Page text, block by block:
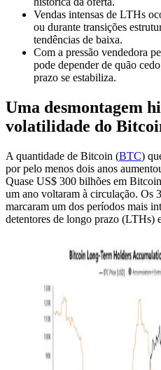
Vendas intensas de LTHs
ou durante transições
tendências de baixa.
Com a pressão vendedora
pode depender de quão
prazo se estabiliza.
Uma desmontagem
volatilidade do
A quantidade de Bitcoin (BTC)
por pelo menos dois anos
Quase US$ 300 bilhões em
um ano voltaram à circulação. Os
marcaram um dos períodos mais
detentores de longo prazo (LTHs)